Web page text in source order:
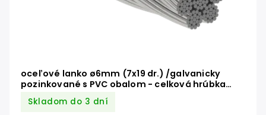
oceľové lanko ø6mm (7x19 dr.) /galvanicky
pozinkované s PVC obalom - celková hrúbka
ø7mm
Skladom do 3 dní